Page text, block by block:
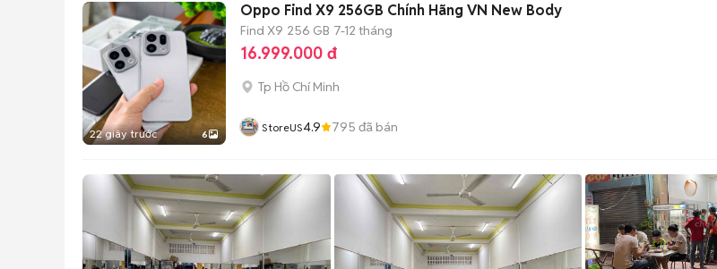
22 giây trước 6
Oppo Find X9 256GB Chính Hãng VN New Body
Find X9 256 GB 7-12 tháng
16.999.000 đ
Tp Hồ Chí Minh
StoreUS4.9 795 đã bán